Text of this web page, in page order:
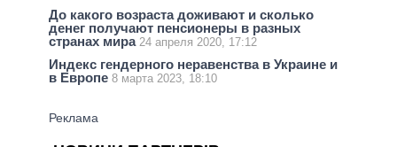
До какого возраста доживают и сколько
денег получают пенсионеры в разных
странах мира 24 апреля 2020, 17:12
Индекс гендерного неравенства в Украине и
в Европе 8 марта 2023, 18:10